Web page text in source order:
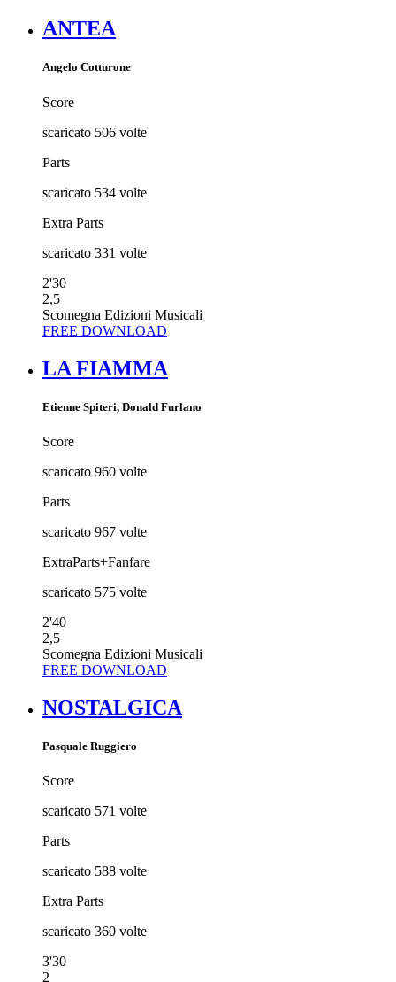
ANTEA
Angelo Cotturone
Score
scaricato 506 volte
Parts
scaricato 534 volte
Extra Parts
scaricato 331 volte
2'30
2,5
Scomegna Edizioni Musicali
FREE DOWNLOAD
LA FIAMMA
Etienne Spiteri, Donald Furlano
Score
scaricato 960 volte
Parts
scaricato 967 volte
ExtraParts+Fanfare
scaricato 575 volte
2'40
2,5
Scomegna Edizioni Musicali
FREE DOWNLOAD
NOSTALGICA
Pasquale Ruggiero
Score
scaricato 571 volte
Parts
scaricato 588 volte
Extra Parts
scaricato 360 volte
3'30
2